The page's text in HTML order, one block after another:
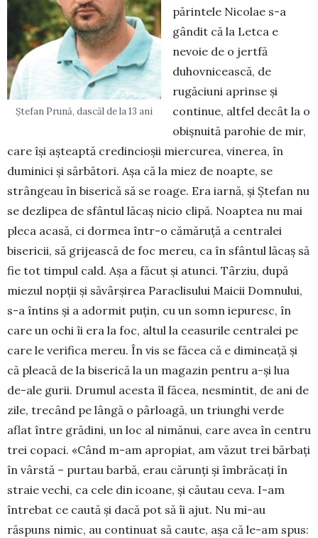
Ștefan Prună, dascăl de la 13 ani
părintele Nicolae s-a
gândit că la Letca e
nevoie de o jertfă
duhovnicească, de
rugăciuni aprinse și
continue, altfel decât la o
obișnuită parohie de mir,
care își așteaptă credin­cio­șii mier­curea, vinerea, în
duminici și sărbători. Așa că la miez de noap­te, se
strângeau în biserică să se roage. Era iarnă, și Ștefan nu
se dezlipea de sfântul lăcaș nicio clipă. Noap­tea nu mai
ple­ca acasă, ci dormea într-o că­măruță a cen­tralei
bisericii, să grijească de foc mereu, ca în sfân­tul lăcaș să
fie tot timpul cald. Așa a făcut și atunci. Târziu, după
miezul nopții și săvârșirea Paraclisului Maicii Domnului,
s-a întins și a ador­mit puțin, cu un somn iepuresc, în
care un ochi îi era la foc, altul la ceasurile centralei pe
care le veri­fica mereu. În vis se făcea că e dimineață și
că plea­că de la biserică la un magazin pentru a-și lua
de-ale gurii. Drumul acesta îl făcea, nesmintit, de ani de
zile, trecând pe lângă o pârloagă, un triunghi verde
aflat între gră­dini, un loc al nimănui, care avea în centru
trei co­paci. «Când m-am apropiat, am văzut trei bărbați
în vârstă – purtau barbă, erau cărunți și îmbrăcați în
straie vechi, ca cele din icoane, și căutau ceva. I-am
întrebat ce caută și dacă pot să îi ajut. Nu mi-au
răspuns nimic, au continuat să caute, așa că le-am spus: